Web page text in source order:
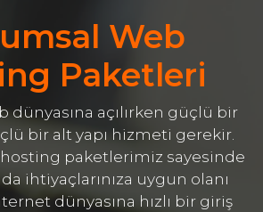
Web
Paketleri
dünyasına açılırken güçlü bir
bir alt yapı hizmeti gerekir.
paketlerimiz sayesinde
ihtiyaçlarınıza uygun olanı
dünyasına hızlı bir giriş